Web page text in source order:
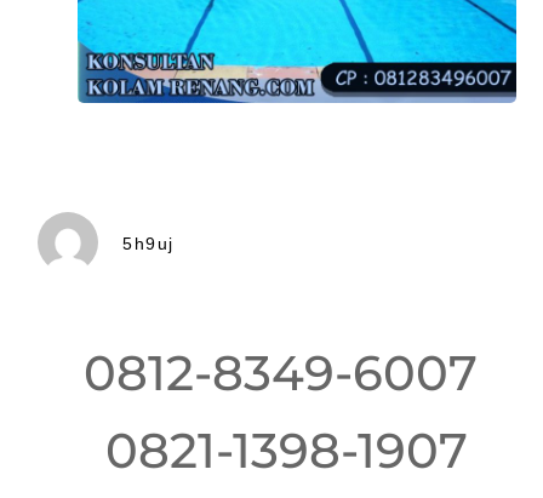
5h9uj
0812-8349-6007
0821-1398-1907